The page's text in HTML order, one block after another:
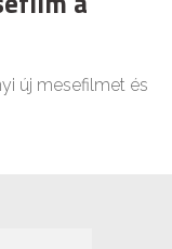
új mesefilmet és